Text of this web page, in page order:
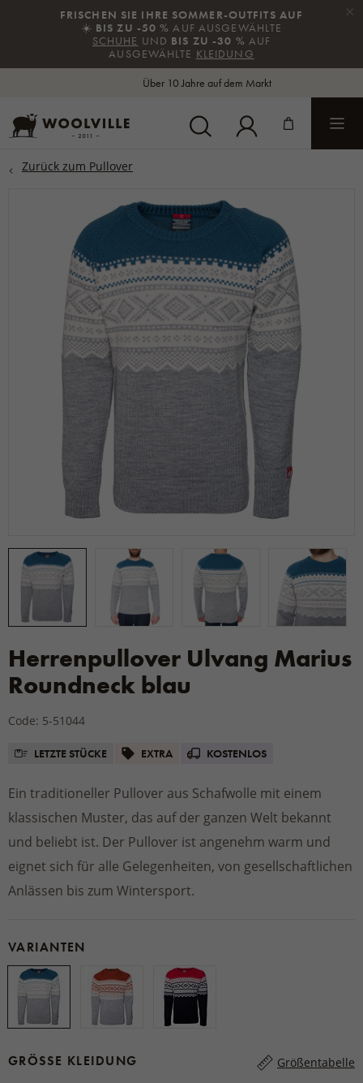
FRISCHEN SIE IHRE SOMMER-OUTFITS AUF
☀️ BIS ZU -50 % AUF AUSGEWÄHLTE
SCHUHE UND BIS ZU -30 % AUF
AUSGEWÄHLTE KLEIDUNG
×
Über 10 Jahre auf dem Markt
Herrenpullover Ulvang Marius
Roundneck blau
Code: 5-51044
LETZTE STÜCKE EXTRA KOSTENLOS
Ein traditioneller Pullover aus Schafwolle mit einem
klassischen Muster, das auf der ganzen Welt bekannt
und beliebt ist. Der Pullover ist angenehm warm und
eignet sich für alle Gelegenheiten, von gesellschaftlichen
Anlässen bis zum Wintersport.
VARIANTEN
GRÖSSE KLEIDUNG Größentabelle